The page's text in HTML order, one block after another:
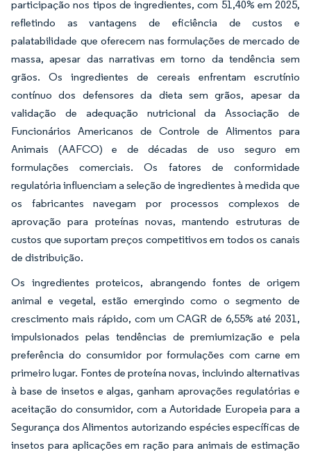
participação nos tipos de ingredientes, com 51,40% em 2025,
refletindo as vantagens de eficiência de custos e
palatabilidade que oferecem nas formulações de mercado de
massa, apesar das narrativas em torno da tendência sem
grãos. Os ingredientes de cereais enfrentam escrutínio
contínuo dos defensores da dieta sem grãos, apesar da
validação de adequação nutricional da Associação de
Funcionários Americanos de Controle de Alimentos para
Animais (AAFCO) e de décadas de uso seguro em
formulações comerciais. Os fatores de conformidade
regulatória influenciam a seleção de ingredientes à medida que
os fabricantes navegam por processos complexos de
aprovação para proteínas novas, mantendo estruturas de
custos que suportam preços competitivos em todos os canais
de distribuição.
Os ingredientes proteicos, abrangendo fontes de origem
animal e vegetal, estão emergindo como o segmento de
crescimento mais rápido, com um CAGR de 6,55% até 2031,
impulsionados pelas tendências de premiumização e pela
preferência do consumidor por formulações com carne em
primeiro lugar. Fontes de proteína novas, incluindo alternativas
à base de insetos e algas, ganham aprovações regulatórias e
aceitação do consumidor, com a Autoridade Europeia para a
Segurança dos Alimentos autorizando espécies específicas de
insetos para aplicações em ração para animais de estimação